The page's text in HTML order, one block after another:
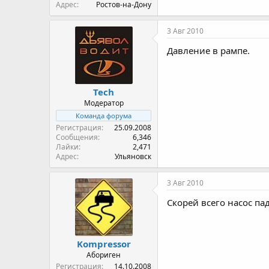
Адрес Ростов-на-Дону
Tech
Модератор
Команда форума
Регистрация
25.09.2008
Сообщения
6,346
Лайки
2,471
Адрес
Ульяновск
3 Авг 2010
Давление в рампе.
Kompressor
Абориген
Регистрация
14.10.2008
3 Авг 2010
Скорей всего насос